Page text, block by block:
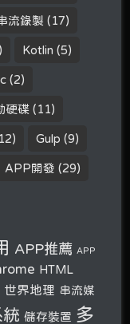
流錄製 (17)
Kotlin (5)
(2)
硬碟 (11)
Gulp (9)
APP開發 (29)
APP推薦 APP
HTML
世界地理 串流媒
儲存裝置 多